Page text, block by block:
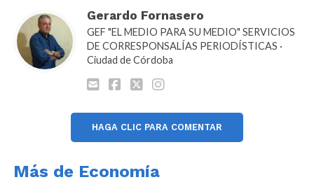
Gerardo Fornasero
GEF "EL MEDIO PARA SU MEDIO" SERVICIOS
DE CORRESPONSALÍAS PERIODÍSTICAS ·
Ciudad de Córdoba
HAGA CLIC PARA COMENTAR
Más de Economía